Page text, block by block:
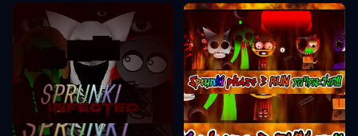
Sprunki Phase 3